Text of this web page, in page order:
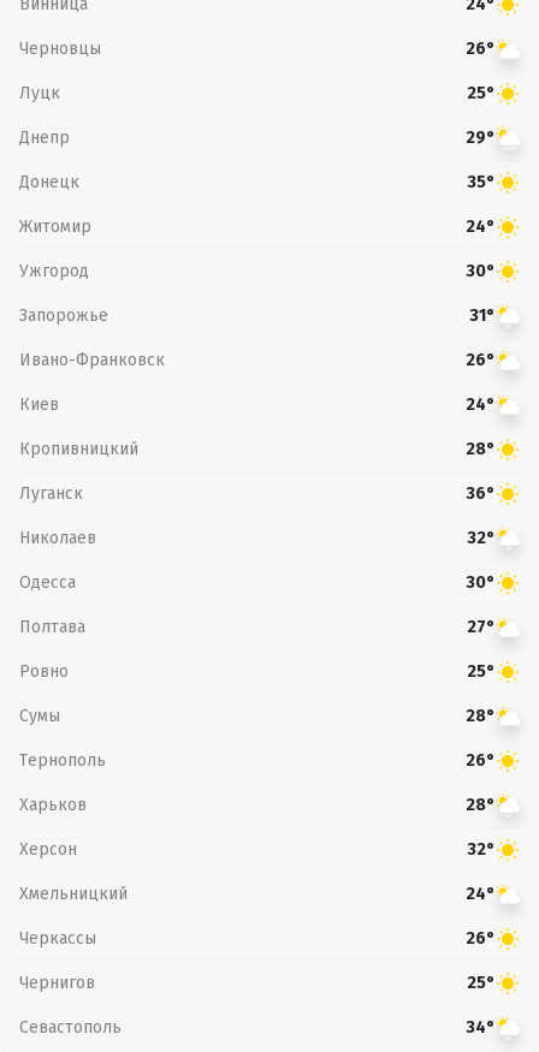
24°
Черновцы 26°
Луцк 25°
Днепр 29°
Донецк 35°
Житомир 24°
Ужгород 30°
Запорожье 31°
Ивано-Франковск 26°
Киев 24°
Кропивницкий 28°
Луганск 36°
Николаев 32°
Одесса 30°
Полтава 27°
Ровно 25°
Сумы 28°
Тернополь 26°
Харьков 28°
Херсон 32°
Хмельницкий 24°
Черкассы 26°
Чернигов 25°
Севастополь 34°